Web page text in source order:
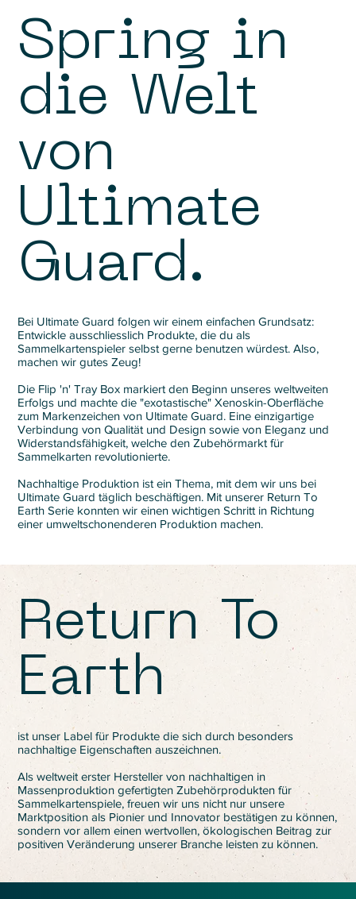
Spring in
die Welt
von
Ultimate
Guard.
Bei Ultimate Guard folgen wir einem einfachen Grundsatz:
Entwickle ausschliesslich Produkte, die du als
Sammelkartenspieler selbst gerne benutzen würdest. Also,
machen wir gutes Zeug!
Die Flip 'n' Tray Box markiert den Beginn unseres weltweiten
Erfolgs und machte die "exotastische" Xenoskin-Oberfläche
zum Markenzeichen von Ultimate Guard. Eine einzigartige
Verbindung von Qualität und Design sowie von Eleganz und
Widerstandsfähigkeit, welche den Zubehörmarkt für
Sammelkarten revolutionierte.
Nachhaltige Produktion ist ein Thema, mit dem wir uns bei
Ultimate Guard täglich beschäftigen. Mit unserer Return To
Earth Serie konnten wir einen wichtigen Schritt in Richtung
einer umweltschonenderen Produktion machen.
Return To
Earth
ist unser Label für Produkte die sich durch besonders
nachhaltige Eigenschaften auszeichnen.
Als weltweit erster Hersteller von nachhaltigen in
Massenproduktion gefertigten Zubehörprodukten für
Sammelkartenspiele, freuen wir uns nicht nur unsere
Marktposition als Pionier und Innovator bestätigen zu können,
sondern vor allem einen wertvollen, ökologischen Beitrag zur
positiven Veränderung unserer Branche leisten zu können.